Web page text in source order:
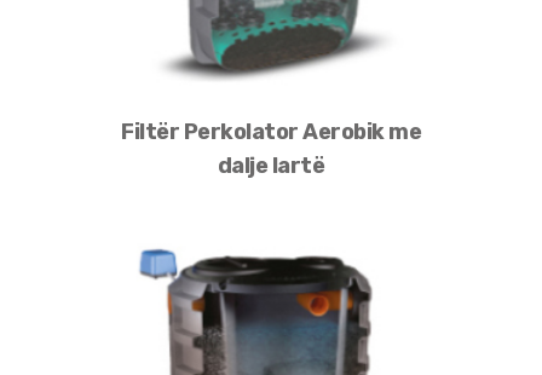
Filtër Perkolator Aerobik me
dalje lartë